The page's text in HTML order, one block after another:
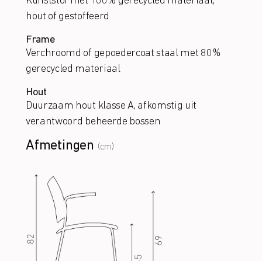
hout of gestoffeerd
Frame
Verchroomd of gepoedercoat staal met 80%
gerecycled materiaal
Hout
Duurzaam hout klasse A, afkomstig uit
verantwoord beheerde bossen
Afmetingen (cm)